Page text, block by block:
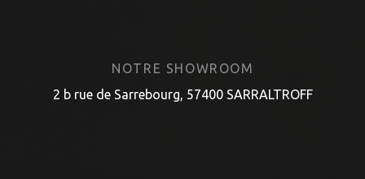
NOTRE SHOWROOM
2 b rue de Sarrebourg, 57400 SARRALTROFF